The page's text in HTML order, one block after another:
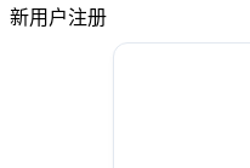
新用户注册